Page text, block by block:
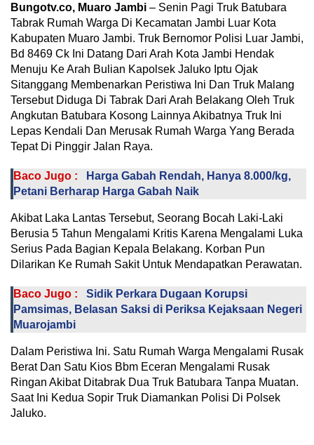
Bungotv.co, Muaro Jambi – Senin Pagi Truk Batubara
Tabrak Rumah Warga Di Kecamatan Jambi Luar Kota
Kabupaten Muaro Jambi. Truk Bernomor Polisi Luar Jambi,
Bd 8469 Ck Ini Datang Dari Arah Kota Jambi Hendak
Menuju Ke Arah Bulian Kapolsek Jaluko Iptu Ojak
Sitanggang Membenarkan Peristiwa Ini Dan Truk Malang
Tersebut Diduga Di Tabrak Dari Arah Belakang Oleh Truk
Angkutan Batubara Kosong Lainnya Akibatnya Truk Ini
Lepas Kendali Dan Merusak Rumah Warga Yang Berada
Tepat Di Pinggir Jalan Raya.
Baco Jugo :
Harga Gabah Rendah, Hanya 8.000/kg,
Petani Berharap Harga Gabah Naik
Akibat Laka Lantas Tersebut, Seorang Bocah Laki-Laki
Berusia 5 Tahun Mengalami Kritis Karena Mengalami Luka
Serius Pada Bagian Kepala Belakang. Korban Pun
Dilarikan Ke Rumah Sakit Untuk Mendapatkan Perawatan.
Baco Jugo :
Sidik Perkara Dugaan Korupsi
Pamsimas, Belasan Saksi di Periksa Kejaksaan Negeri
Muarojambi
Dalam Peristiwa Ini. Satu Rumah Warga Mengalami Rusak
Berat Dan Satu Kios Bbm Eceran Mengalami Rusak
Ringan Akibat Ditabrak Dua Truk Batubara Tanpa Muatan.
Saat Ini Kedua Sopir Truk Diamankan Polisi Di Polsek
Jaluko.